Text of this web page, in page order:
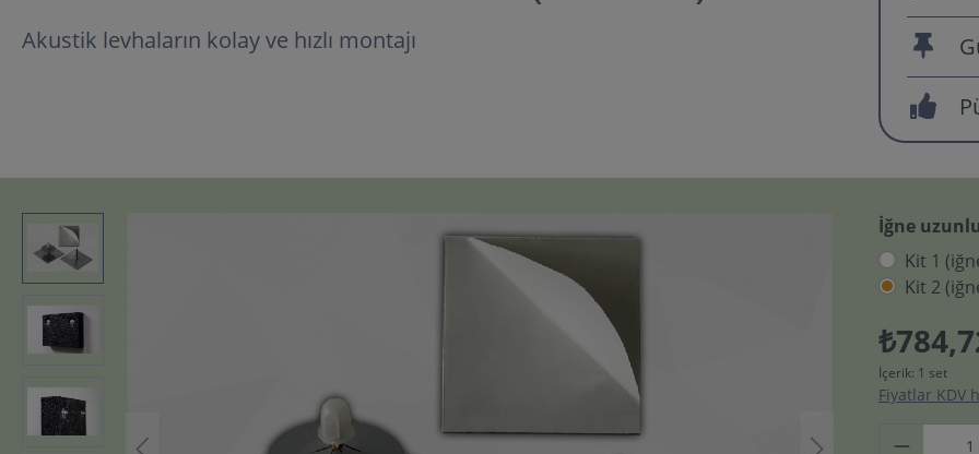
Akustik levhaların kolay ve hızlı montajı
İğne
Kit 1
Kit 2
İçerik: 1 set
Fiyatlar KDV